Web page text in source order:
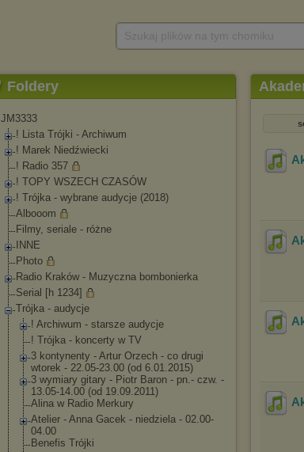
Foldery
JM3333
! Lista Trójki - Archiwum
! Marek Niedźwiecki
! Radio 357
! TOPY WSZECH CZASÓW
! Trójka - wybrane audycje (2018)
Albooom
Filmy, seriale - różne
INNE
Photo
Radio Kraków - Muzyczna bombonierka
Serial [h 1234]
Trójka - audycje
! Archiwum - starsze audycje
! Trójka - koncerty w TV
3 kontynenty - Artur Orzech - co drugi
wtorek - 22.05-23.00 (od 6.01.2015)
3 wymiary gitary - Piotr Baron - pn.- czw. -
13.05-14.00 (od 19.09.2011)
Alina w Radio Merkury
Atelier - Anna Gacek - niedziela - 02.00-
04.00
Benefis Trójki